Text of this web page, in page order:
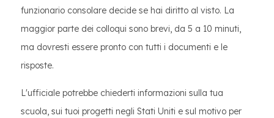
funzionario consolare decide se hai diritto al visto. La
maggior parte dei colloqui sono brevi, da 5 a 10 minuti,
ma dovresti essere pronto con tutti i documenti e le
risposte.
L'ufficiale potrebbe chiederti informazioni sulla tua
scuola, sui tuoi progetti negli Stati Uniti e sul motivo per